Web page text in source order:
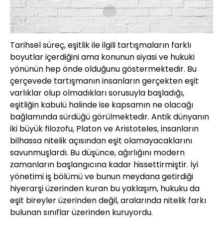
Tarihsel süreç, eşitlik ile ilgili tartışmaların farklı
boyutlar içerdiğini ama konunun siyasi ve hukuki
yönünün hep önde olduğunu göstermektedir. Bu
çerçevede tartışmanın insanların gerçekten eşit
varlıklar olup olmadıkları sorusuyla başladığı,
eşitliğin kabulü halinde ise kapsamın ne olacağı
bağlamında sürdüğü görülmektedir. Antik dünyanın
iki büyük filozofu, Platon ve Aristoteles, insanların
bilhassa nitelik açısından eşit olamayacaklarını
savunmuşlardı. Bu düşünce, ağırlığını modern
zamanların başlangıcına kadar hissettirmiştir. İyi
yönetimi iş bölümü ve bunun meydana getirdiği
hiyerarşi üzerinden kuran bu yaklaşım, hukuku da
eşit bireyler üzerinden değil, aralarında nitelik farkı
bulunan sınıflar üzerinden kuruyordu.